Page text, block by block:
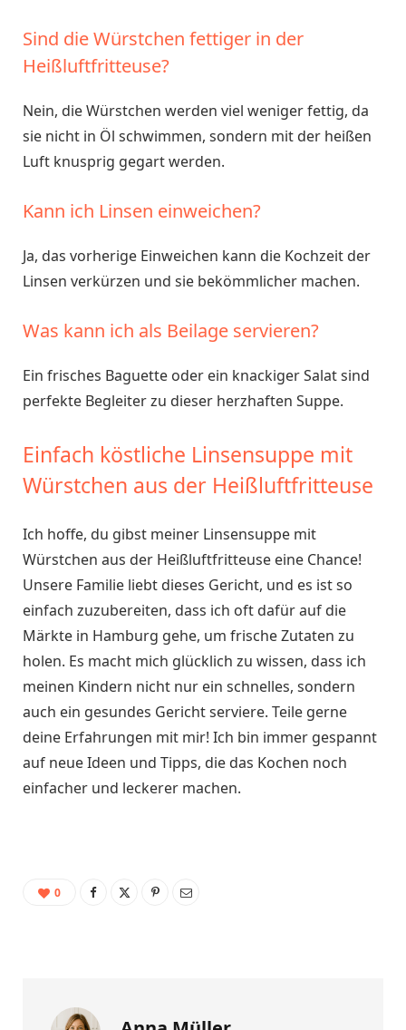
Sind die Würstchen fettiger in der
Heißluftfritteuse?
Nein, die Würstchen werden viel weniger fettig, da
sie nicht in Öl schwimmen, sondern mit der heißen
Luft knusprig gegart werden.
Kann ich Linsen einweichen?
Ja, das vorherige Einweichen kann die Kochzeit der
Linsen verkürzen und sie bekömmlicher machen.
Was kann ich als Beilage servieren?
Ein frisches Baguette oder ein knackiger Salat sind
perfekte Begleiter zu dieser herzhaften Suppe.
Einfach köstliche Linsensuppe mit
Würstchen aus der Heißluftfritteuse
Ich hoffe, du gibst meiner Linsensuppe mit
Würstchen aus der Heißluftfritteuse eine Chance!
Unsere Familie liebt dieses Gericht, und es ist so
einfach zuzubereiten, dass ich oft dafür auf die
Märkte in Hamburg gehe, um frische Zutaten zu
holen. Es macht mich glücklich zu wissen, dass ich
meinen Kindern nicht nur ein schnelles, sondern
auch ein gesundes Gericht serviere. Teile gerne
deine Erfahrungen mit mir! Ich bin immer gespannt
auf neue Ideen und Tipps, die das Kochen noch
einfacher und leckerer machen.
0